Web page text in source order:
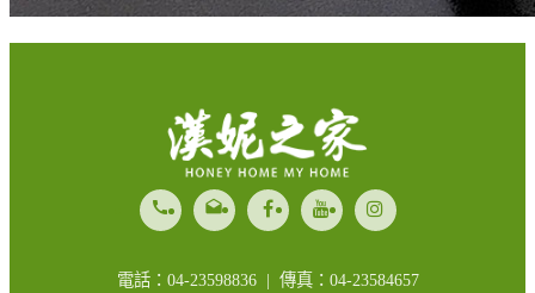
call drafts
電話：04-23598836 | 傳真：04-23584657